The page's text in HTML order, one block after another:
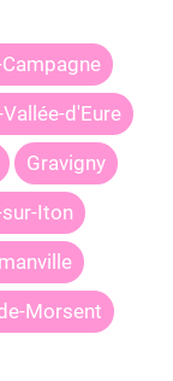
d'Eure
Gravigny
Iton
Morsent